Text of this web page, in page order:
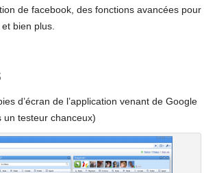
de facebook, des fonctions avancées pour
bien plus.
d’écran de l’application venant de Google
un testeur chanceux)